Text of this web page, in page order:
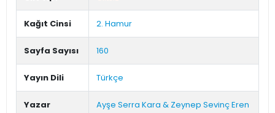
Kağıt Cinsi 2. Hamur
Sayfa Sayısı 160
Yayın Dili Türkçe
Yazar Ayşe Serra Kara & Zeynep Sevinç Eren